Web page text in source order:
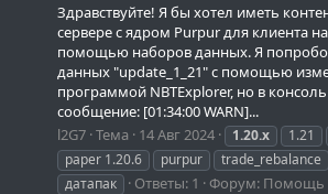
Здравствуйте! Я бы хотел иметь
сервере с ядром Purpur для клиента
помощью наборов данных. Я
данных "update_1_21" с помощью
программой NBTExplorer, но в
сообщение: [01:34:00 WARN]...
l2G7 Тема 14 Авг 2024 1.20.x 1.21
paper 1.20.6
purpur trade_rebalance
датапак
Ответы: 1 Форум: Помощь